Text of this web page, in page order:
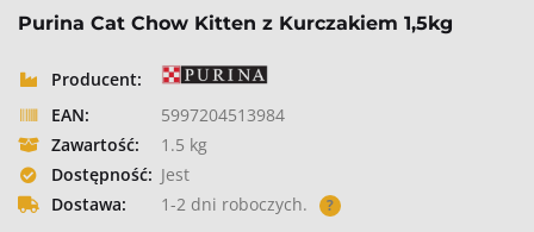
Purina Cat Chow Kitten z Kurczakiem 1,5kg
Producent:
EAN:
5997204513984
Zawartość:
1.5 kg
Dostępność: Jest
Dostawa:
1-2 dni roboczych. ?